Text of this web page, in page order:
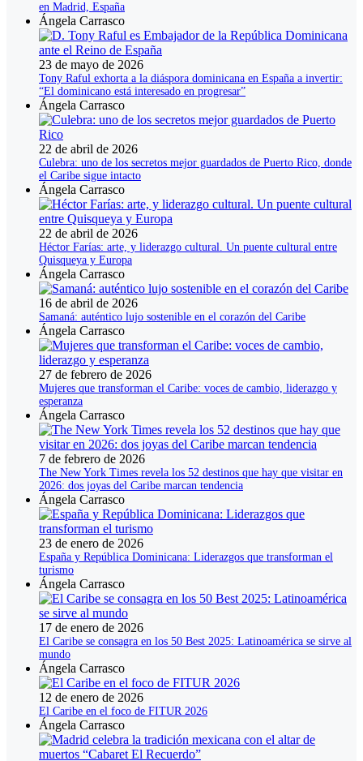
en Madrid, España
Ángela Carrasco
23 de mayo de 2026
Tony Raful exhorta a la diáspora dominicana en España a invertir:
“El dominicano está interesado en progresar”
Ángela Carrasco
22 de abril de 2026
Culebra: uno de los secretos mejor guardados de Puerto Rico, donde
el Caribe sigue intacto
Ángela Carrasco
22 de abril de 2026
Héctor Farías: arte, y liderazgo cultural. Un puente cultural entre
Quisqueya y Europa
Ángela Carrasco
16 de abril de 2026
Samaná: auténtico lujo sostenible en el corazón del Caribe
Ángela Carrasco
27 de febrero de 2026
Mujeres que transforman el Caribe: voces de cambio, liderazgo y
esperanza
Ángela Carrasco
7 de febrero de 2026
The New York Times revela los 52 destinos que hay que visitar en
2026: dos joyas del Caribe marcan tendencia
Ángela Carrasco
23 de enero de 2026
España y República Dominicana: Liderazgos que transforman el
turismo
Ángela Carrasco
17 de enero de 2026
El Caribe se consagra en los 50 Best 2025: Latinoamérica se sirve al
mundo
Ángela Carrasco
12 de enero de 2026
El Caribe en el foco de FITUR 2026
Ángela Carrasco